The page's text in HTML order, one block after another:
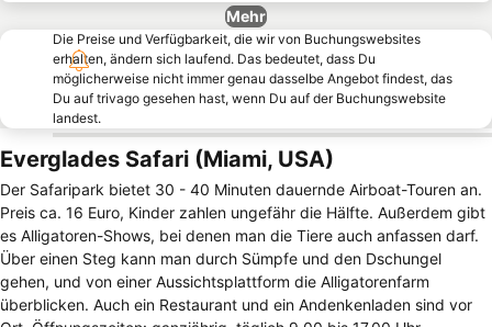
Mehr
Die Preise und Verfügbarkeit, die wir von Buchungswebsites
erhalten, ändern sich laufend. Das bedeutet, dass Du
möglicherweise nicht immer genau dasselbe Angebot findest, das
Du auf trivago gesehen hast, wenn Du auf der Buchungswebsite
landest.
Everglades Safari (Miami, USA)
Der Safaripark bietet 30 - 40 Minuten dauernde Airboat-Touren an.
Preis ca. 16 Euro, Kinder zahlen ungefähr die Hälfte. Außerdem gibt
es Alligatoren-Shows, bei denen man die Tiere auch anfassen darf.
Über einen Steg kann man durch Sümpfe und den Dschungel
gehen, und von einer Aussichtsplattform die Alligatorenfarm
überblicken. Auch ein Restaurant und ein Andenkenladen sind vor